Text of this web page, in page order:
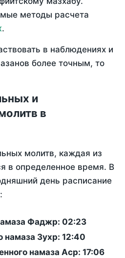
методы расчета
.
в наблюдениях и
более точным, то
и
в
молитв, каждая из
в определенное время. В
день расписание
Фаджр: 02:23
намаза Зухр: 12:40
намаза Аср: 17:06